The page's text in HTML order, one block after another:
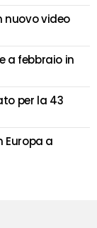
nuovo video
a febbraio in
per la 43
Europa a